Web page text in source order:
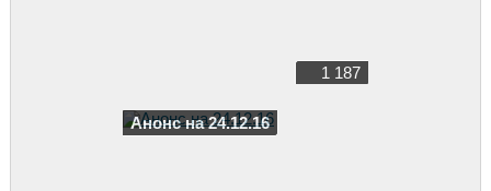
1 187
Анонс на 24.12.16